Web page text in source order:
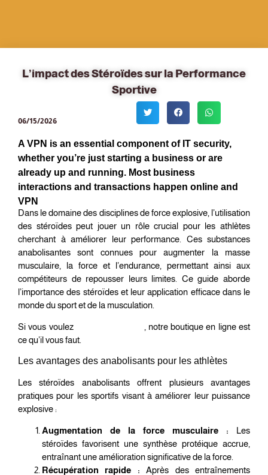
L’impact des Stéroïdes sur la Performance
Sportive
06/15/2026
A VPN is an essential component of IT security,
whether you’re just starting a business or are
already up and running. Most business
interactions and transactions happen online and
VPN
Dans le domaine des disciplines de force explosive, l’utilisation
des stéroïdes peut jouer un rôle crucial pour les athlètes
cherchant à améliorer leur performance. Ces substances
anabolisantes sont connues pour augmenter la masse
musculaire, la force et l’endurance, permettant ainsi aux
compétiteurs de repousser leurs limites. Ce guide aborde
l’importance des stéroïdes et leur application efficace dans le
monde du sport et de la musculation.
Si vous voulez
, notre boutique en ligne est
ce qu’il vous faut.
Les avantages des anabolisants pour les athlètes
Les stéroïdes anabolisants offrent plusieurs avantages
pratiques pour les sportifs visant à améliorer leur puissance
explosive :
Augmentation de la force musculaire : Les
stéroïdes favorisent une synthèse protéique accrue,
entraînant une amélioration significative de la force.
Récupération rapide : Après des entraînements